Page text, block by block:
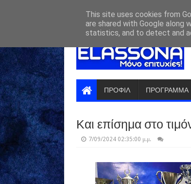
ΠΡΟΦΙΛ ΠΡΟΓΡΑΜΜΑ
Και επίσημα στο
7/09/2024 02:35:00 μ.μ.
This site uses cookies from
are shared with Google along
statistics, and to detect and